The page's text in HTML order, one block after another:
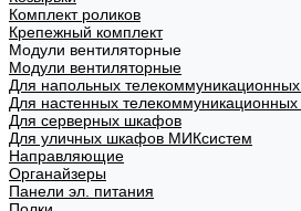
Комплект роликов
Крепежный комплект
Модули вентиляторные
Модули вентиляторные
Для напольных
Для настенных
Для серверных шкафов
Для уличных шкафов МИКсистем
Направляющие
Органайзеры
Панели эл. питания